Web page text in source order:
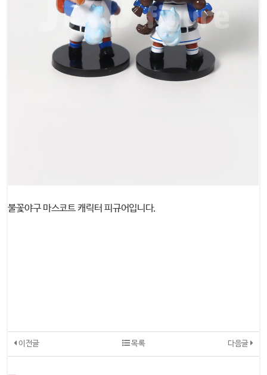
불꽃야구 마스코트 캐릭터 피규어입니다.
이전글 다음글
목록